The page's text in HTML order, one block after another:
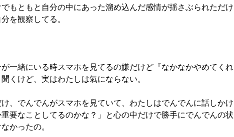
もともと自分の中にあった溜め込んだ感情が揺さぶられただけ
を観察してる。
一緒にいる時スマホを見てるの嫌だけど『なかなかやめてくれ
くけど、実はわたしは氣にならない。
、でんでんがスマホを見ていて、わたしはでんでんに話しかけ
要なことしてるのかな？」と心の中だけで勝手にでんでんの状
かったの。